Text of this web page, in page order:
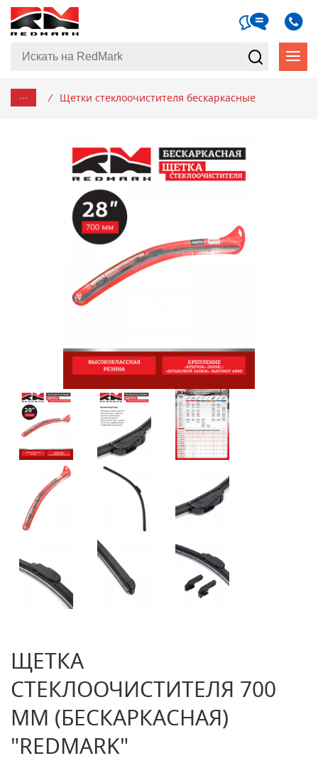
... / Щетки стеклоочистителя бескаркасные
ЩЕТКА
СТЕКЛООЧИСТИТЕЛЯ 700
ММ (БЕСКАРКАСНАЯ)
"REDMARK"